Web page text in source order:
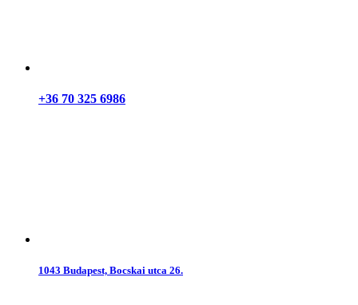
+36 70 325 6986
1043 Budapest, Bocskai utca 26.